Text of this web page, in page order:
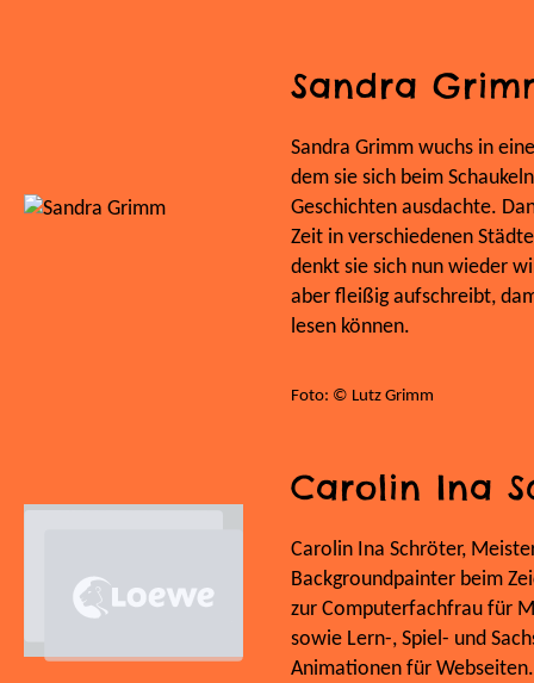
Sandra
Sandra Grimm wuchs in
dem sie sich beim
Geschichten ausdachte.
Zeit in verschiedenen
denkt sie sich nun wieder
aber fleißig aufschreibt,
lesen können.
Foto: © Lutz Grimm
Carolin Ina
Carolin Ina Schröter,
Backgroundpainter beim
zur Computerfachfrau für
sowie Lern-, Spiel- und
Animationen für Webseiten.